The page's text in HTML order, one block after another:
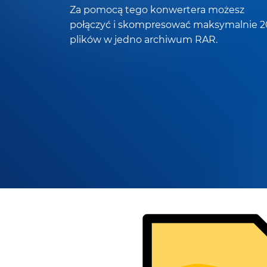
Za pomocą tego konwertera możesz
połączyć i skompresować maksymalnie
plików w jedno archiwum RAR.